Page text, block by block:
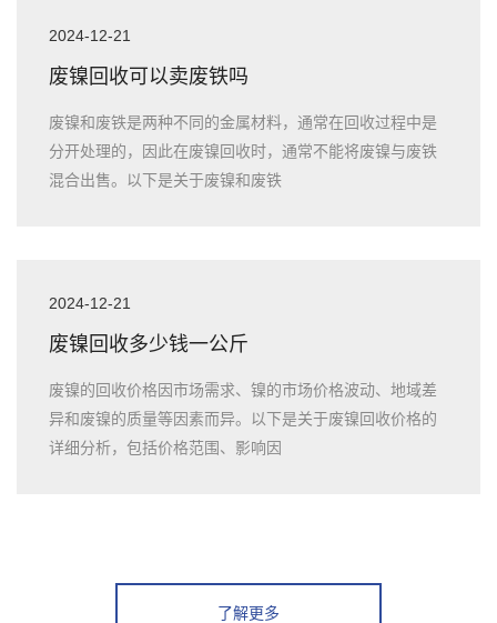
2024-12-21
废镍回收可以卖废铁吗
废镍和废铁是两种不同的金属材料，通常在回收过程中是
分开处理的，因此在废镍回收时，通常不能将废镍与废铁
混合出售。以下是关于废镍和废铁
2024-12-21
废镍回收多少钱一公斤
废镍的回收价格因市场需求、镍的市场价格波动、地域差
异和废镍的质量等因素而异。以下是关于废镍回收价格的
详细分析，包括价格范围、影响因
了解更多